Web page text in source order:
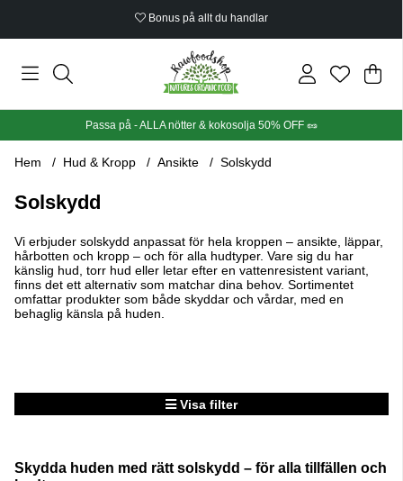
Bonus på allt du handlar
Din
.
Passa på - ALLA nötter & kokosolja 50% OFF 🥜
Hem Hud & Kropp Ansikte Solskydd
Solskydd
Vi erbjuder solskydd anpassat för hela kroppen – ansikte, läppar,
hårbotten och kropp – och för alla hudtyper. Vare sig du har
känslig hud, torr hud eller letar efter en vattenresistent variant,
finns det ett alternativ som matchar dina behov. Sortimentet
omfattar produkter som både skyddar och vårdar, med en
behaglig känsla på huden.
Visa filter
Skydda huden med rätt solskydd – för alla tillfällen och